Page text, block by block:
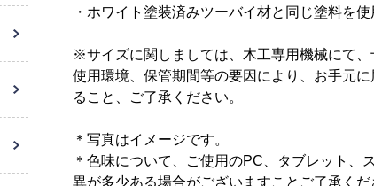
・ホワイト塗装済みツーバイ材と同じ塗料を使
※サイズに関しましては、木工専用機械にて
使用環境、保管期間等の要因により、お手元
ること、ご了承ください。
＊写真はイメージです。
＊ 色味について、ご使用のPC、タブレット、
異が多少ある場合がございますことご了承くだ